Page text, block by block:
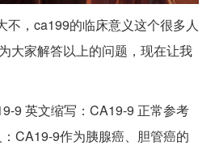
不，ca199的临床意义这个很多人
大家解答以上的问题，现在让我
9 英文缩写：CA19-9 正常参考
CA19-9作为胰腺癌、胆管癌的